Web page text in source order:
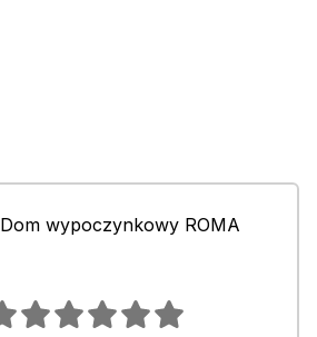
Dom wypoczynkowy ROMA